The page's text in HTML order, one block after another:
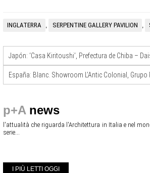
INGLATERRA , SERPENTINE GALLERY PAVILION ,
Japón: ‘Casa Kiritoushi’, Prefectura de Chiba –
p+A news
l'attualità che riguarda l'Architettura in Italia e nel
serie...
I PIÙ LETTI OGGI